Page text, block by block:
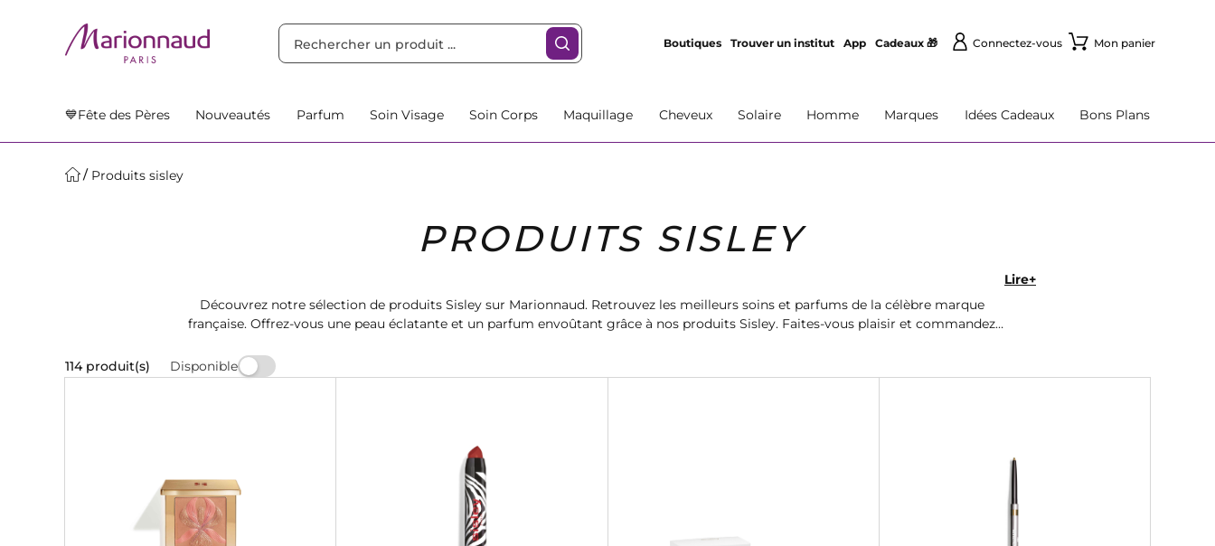
Boutiques Trouver un institut App Cadeaux 🎁 Connectez-vous Mon panier
💙Fête des Pères Nouveautés Parfum Soin Visage Soin Corps Maquillage Cheveux Solaire Homme Marques Idées Cadeaux Bons Plans
Produits sisley
PRODUITS SISLEY
Découvrez notre sélection de produits Sisley sur Marionnaud. Retrouvez les meilleurs soins et parfums de la célèbre marque
française. Offrez-vous une peau éclatante et un parfum envoûtant grâce à nos produits Sisley. Faites-vous plaisir et commandez
Lire+
114 produit(s) Disponible